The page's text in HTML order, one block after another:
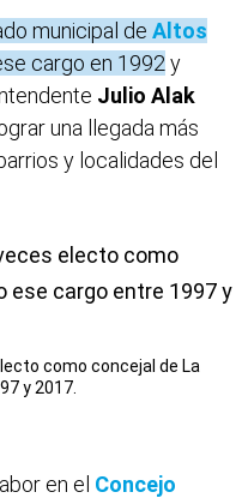
municipal de Altos
cargo en 1992 y
Julio Alak
una llegada más
y localidades del
como concejal de La
y 2017.
en el Concejo